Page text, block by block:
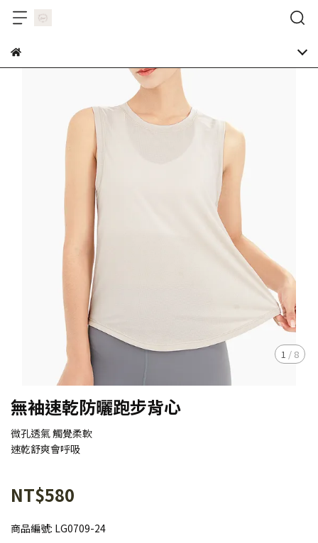
1 / 8
無袖速乾防曬跑步背心
微孔透氣 觸覺柔軟
速乾舒爽會呼吸
NT$580
商品編號: LG0709-24